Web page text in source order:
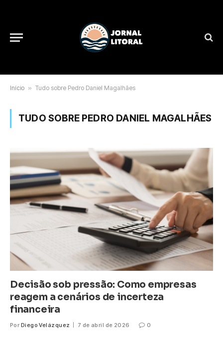
Início » Tudo sobre Pedro Daniel Magalhães
TUDO SOBRE PEDRO DANIEL MAGALHÃES
Decisão sob pressão: Como empresas
reagem a cenários de incerteza
financeira
Por Diego Velázquez 7 de abril de 2026 0